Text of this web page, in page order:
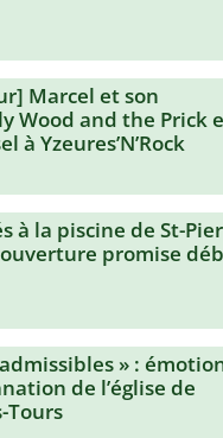
Marcel et son
Wood and the Prick
à Yzeures’N’Rock
à la piscine de St-
promise
» :
de l’église de
Tours